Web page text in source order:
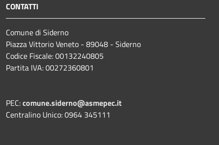
CONTATTI
Comune di Siderno
Piazza Vittorio Veneto - 89048 - Siderno
Codice Fiscale: 00132240805
Partita IVA: 00272360801
PEC:comune.siderno@asmepec.it
Centralino Unico: 0964 345111